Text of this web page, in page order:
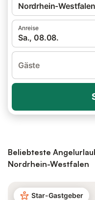
Nordrhein-
Anreise
Sa., 08.08.
Gäste
Beliebteste
Nordrhein-Westfalen
Star-Gastgeber